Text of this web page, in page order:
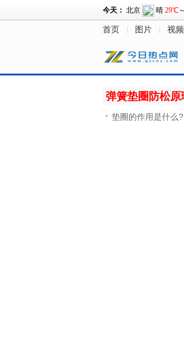
首页 图片 视频
弹簧垫圈防松
垫圈的作用是什么